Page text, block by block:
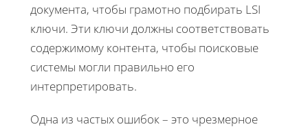
документа, чтобы грамотно подбирать LSI
ключи. Эти ключи должны соответствовать
содержимому контента, чтобы поисковые
системы могли правильно его
интерпретировать.
Одна из частых ошибок – это чрезмерное